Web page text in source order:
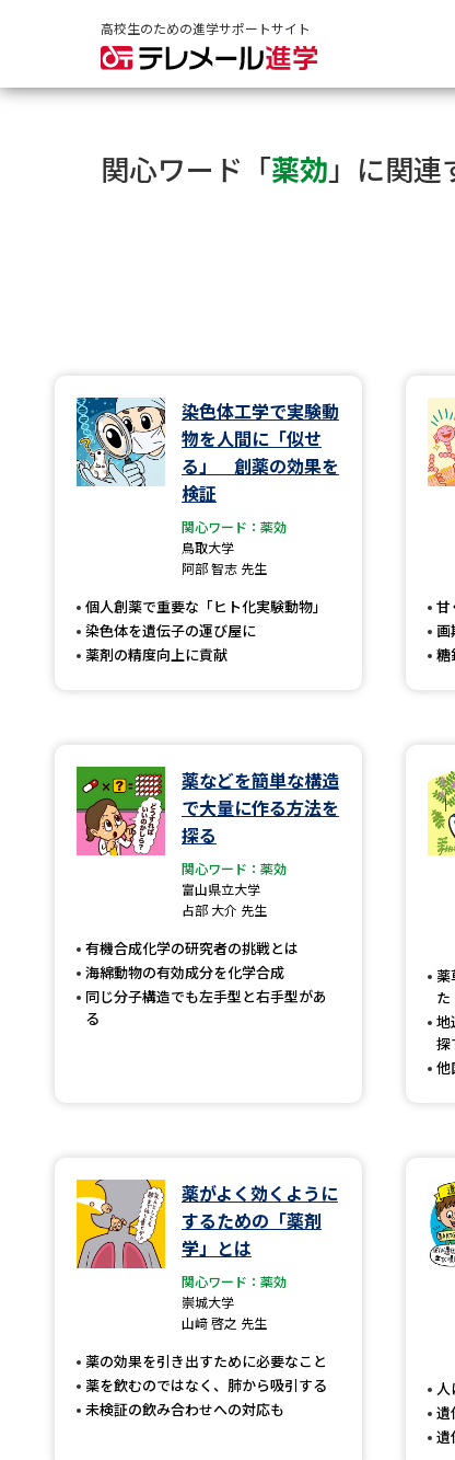
高校生のための進学サポートサイト
関心ワード「薬効」に関
染色体工学で実験動
物を人間に「似せ
る」 創薬の効果を
検証
関心ワード：薬効
鳥取大学
阿部 智志 先生
個人創薬で重要な「ヒト化実験動物」
染色体を遺伝子の運び屋に
薬剤の精度向上に貢献
甘
画
糖
薬などを簡単な構造
で大量に作る方法を
探る
関心ワード：薬効
富山県立大学
占部 大介 先生
有機合成化学の研究者の挑戦とは
海綿動物の有効成分を化学合成
同じ分子構造でも左手型と右手型があ
る
た
地
探
他
薬がよく効くように
するための「薬剤
学」とは
関心ワード：薬効
崇城大学
山﨑 啓之 先生
薬の効果を引き出すために必要なこと
薬を飲むのではなく、肺から吸引する
未検証の飲み合わせへの対応も
人
遺
遺